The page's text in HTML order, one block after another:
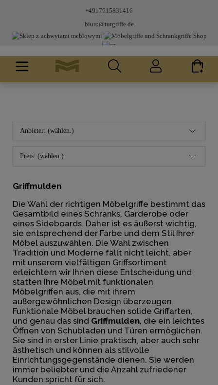
+4917615831416
biuro@turgriffe.de
Anbieter: (wählen.)
Preis: (wählen.)
Griffmulden
Die Wahl der richtigen Möbelgriffe bestimmt das
Gesamtbild eines Schranks, Garderobe oder
eines Sideboards. Daher ist es äußerst wichtig,
sie entsprechend der Farbe und dem Stil Ihrer
Möbel auszuwählen. Die Wahl zwischen
Tradition und Moderne fällt nicht leicht, aber
mit unserem vielfältigen Griffsortiment
erleichtern wir Ihnen diese Entscheidung und
statten Ihre Möbel mit funktionalen
Möbelgriffen aus, die mit ihrem
außergewöhnlichen Design überzeugen.
Funktionale Möbel brauchen solide Griffarten,
und genau das sind Griffmulden, die ein leichtes
Öffnen von Schubladen und Türen ermöglichen.
Sie sind in erster Linie praktisch, aber auch sehr
ästhetisch und können als stilvolle
Einrichtungsgegenstände dienen. Sie werden
immer beliebter und die Anzahl zufriedener
Kunden spricht für sich.